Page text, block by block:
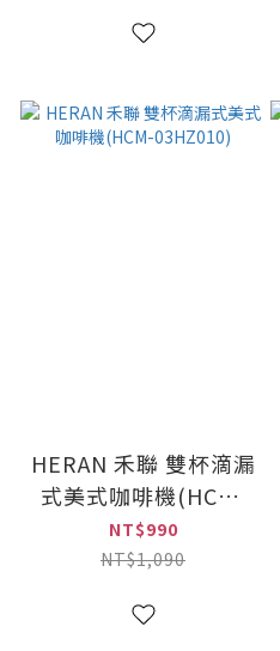
HERAN 禾聯 雙杯滴漏
式美式咖啡機(HCM-
03HZ010)
NT$990
NT$1,090